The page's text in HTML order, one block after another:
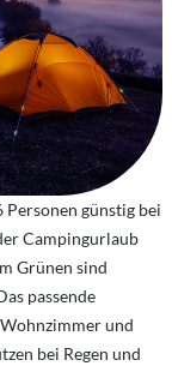
günstig bei
Campingurlaub
Grünen sind
passende
und
bei Regen und